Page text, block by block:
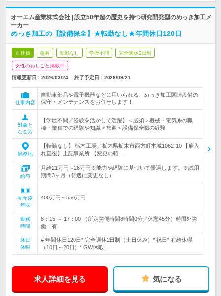
オーエム産業株式会社 | 設立50年超の歴史を持つ研究開発型のめっき加工メ
ーカー
めっき加工の【設備保全】★転勤なし★年間休日120日
正社員 急募 転勤なし 学歴不問 完全週休2日制
女性のおしごと掲載中
情報更新日：2026/03/24 終了予定日： 2026/09/21
仕事内容
自動車部品や電子機器などに用いられる、めっき加工関連設備の
保守・メンテナンスをお任せします！
対象と
なる方
【学歴不問／経験を活かして活躍】＜必須＞機械・電気系の職
種・業種での経験や知識＜歓迎＞設備保全職の経験
勤務地
【転勤なし】 栃木工場／栃木県栃木市西方町本城1062-10 【雇入
れ直後】上記事業所 【変更の範…
給与
月給21万円～26万円※能力や経験に基づいて優遇します。※試用
期間3ヶ月（待遇に変更なし）
初年度
年収
400万円～550万円
勤務
時間
8：15 ～ 17：00 （所定労働時間8時間0分／休憩45分）時間外労
働：有
休日
休暇
# 年間休日120日* 完全週休2日制（土日休み）* 祝日* 有給休暇
（10日～20日）* GW休暇…
求人詳細を見る 気になる